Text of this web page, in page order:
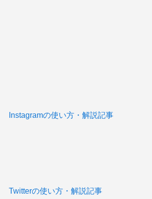
Instagramの使い方・解説記事
Twitterの使い方・解説記事